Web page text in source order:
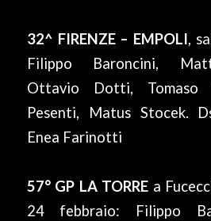
32^ FIRENZE – EMPOLI,
Filippo Baroncini,
Ottavio Dotti, Tomaso
Pesenti, Matus Stocek.
Enea Farinotti
57° GP LA TORRE a
24 febbraio: Filippo